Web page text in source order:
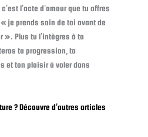
l’acte d’amour que tu offres
je prends soin de toi avant de
». Plus tu l’intègres à ta
ta progression, ta
et ton plaisir à voler dans
? Découvre d’autres articles